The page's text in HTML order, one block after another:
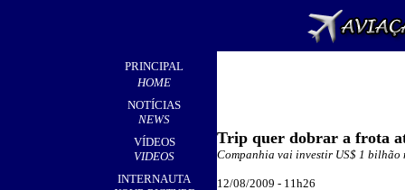
PRINCIPAL
HOME
NOTÍCIAS
NEWS
VÍDEOS
VIDEOS
INTERNAUTA
Trip quer dobrar a frota
Companhia vai investir US$ 1 bilhão
12/08/2009 - 11h26